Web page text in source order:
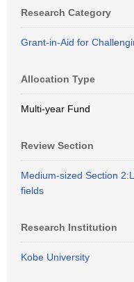
Research Category
Grant-in-Aid for
Allocation Type
Multi-year Fund
Review Section
Medium-sized Section
fields
Research Institution
Kobe University